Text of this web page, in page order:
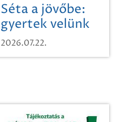
Séta a jövőbe:
gyertek velünk
egy városi
időutazásra!
2026.07.22.